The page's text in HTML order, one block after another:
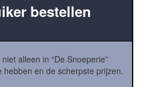
bestellen
alleen in “De Snoeperie”
en de scherpste prijzen.